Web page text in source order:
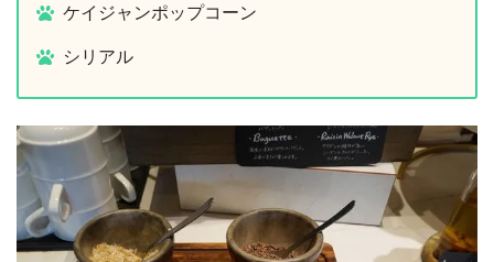
ケイジャンポップコーン
シリアル